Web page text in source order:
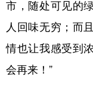
市，随处可见的
人回味无穷；而
情也让我感受到
会再来！”​